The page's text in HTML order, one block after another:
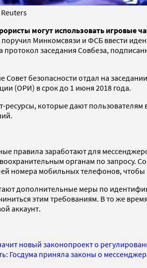
могут использовать игровые
поручил Минкомсвязи и ФСБ ввести
протокол заседания Совбеза,
Совет безопасности отдал на
(ОРИ) в срок до 1 июня 2018 года.
ресурсы, которые дают
правила заработают для
органам по запросу.
номера мобильных телефонов,
дополнительные меры по
этим требованиям. В то же
аккаунт.
новый законопроект о
Госдума приняла законы о